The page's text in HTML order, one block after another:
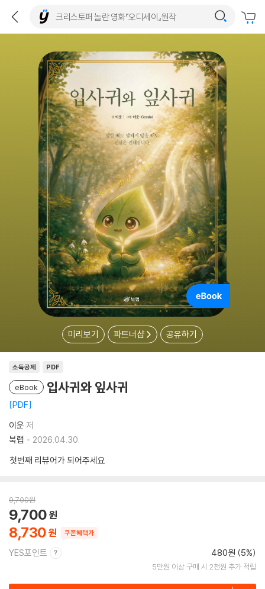
미리보기 파트너샵 공유하기
소득공제 PDF
eBook 입사귀와 잎사귀
PDF
이운 저
북랩
2026.04.30.
첫번째 리뷰어가 되어주세요
9,700원
8,730
9,700
쿠폰혜택가
YES포인트 480원 (5%)
5만원 이상 구매 시 2천원 추가 적립